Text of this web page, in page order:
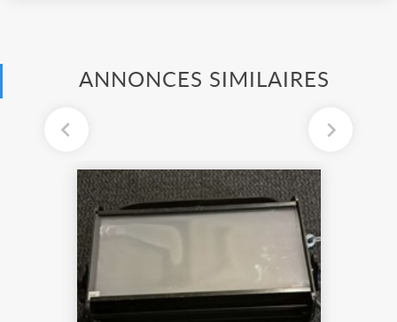
ANNONCES SIMILAIRES